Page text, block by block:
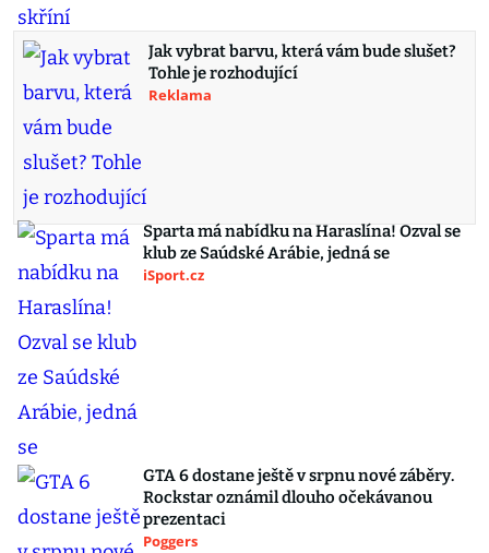
Jak vybrat barvu, která vám bude slušet?
Tohle je rozhodující
Reklama
Sparta má nabídku na Haraslína! Ozval se
klub ze Saúdské Arábie, jedná se
iSport.cz
GTA 6 dostane ještě v srpnu nové záběry.
Rockstar oznámil dlouho očekávanou
prezentaci
Poggers